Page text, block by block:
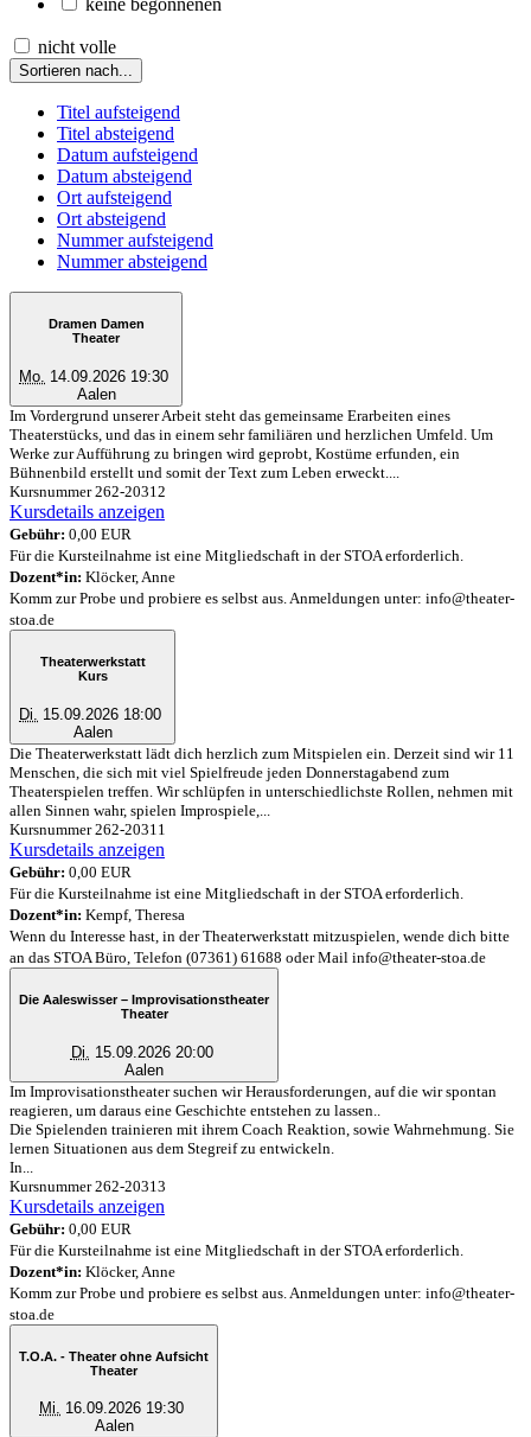
nicht volle
Sortieren nach...
Titel aufsteigend
Titel absteigend
Datum aufsteigend
Datum absteigend
Ort aufsteigend
Ort absteigend
Nummer aufsteigend
Nummer absteigend
Dramen Damen
Theater
Mo. 14.09.2026 19:30
Aalen
Im Vordergrund unserer Arbeit steht das gemeinsame Erarbeiten eines
Theaterstücks, und das in einem sehr familiären und herzlichen Umfeld. Um
Werke zur Aufführung zu bringen wird geprobt, Kostüme erfunden, ein
Bühnenbild erstellt und somit der Text zum Leben erweckt....
Kursnummer 262-20312
Kursdetails anzeigen
Gebühr: 0,00 EUR
Für die Kursteilnahme ist eine Mitgliedschaft in der STOA erforderlich.
Dozent*in: Klöcker, Anne
Komm zur Probe und probiere es selbst aus. Anmeldungen unter: info@theater-
stoa.de
Theaterwerkstatt
Kurs
Di.
15.09.2026 18:00
Aalen
Die Theaterwerkstatt lädt dich herzlich zum Mitspielen ein. Derzeit sind wir 11
Menschen, die sich mit viel Spielfreude jeden Donnerstagabend zum
Theaterspielen treffen. Wir schlüpfen in unterschiedlichste Rollen, nehmen mit
allen Sinnen wahr, spielen Improspiele,...
Kursnummer 262-20311
Kursdetails anzeigen
Gebühr: 0,00 EUR
Für die Kursteilnahme ist eine Mitgliedschaft in der STOA erforderlich.
Dozent*in: Kempf, Theresa
Wenn du Interesse hast, in der Theaterwerkstatt mitzuspielen, wende dich bitte
an das STOA Büro, Telefon (07361) 61688 oder Mail info@theater-stoa.de
Die Aaleswisser – Improvisationstheater
Theater
Di.
15.09.2026 20:00
Aalen
Im Improvisationstheater suchen wir Herausforderungen, auf die wir spontan
reagieren, um daraus eine Geschichte entstehen zu lassen..
Die Spielenden trainieren mit ihrem Coach Reaktion, sowie Wahrnehmung. Sie
lernen Situationen aus dem Stegreif zu entwickeln.
In...
Kursnummer 262-20313
Kursdetails anzeigen
Gebühr: 0,00 EUR
Für die Kursteilnahme ist eine Mitgliedschaft in der STOA erforderlich.
Dozent*in: Klöcker, Anne
Komm zur Probe und probiere es selbst aus. Anmeldungen unter: info@theater-
stoa.de
T.O.A. - Theater ohne Aufsicht
Theater
Mi. 16.09.2026 19:30
Aalen